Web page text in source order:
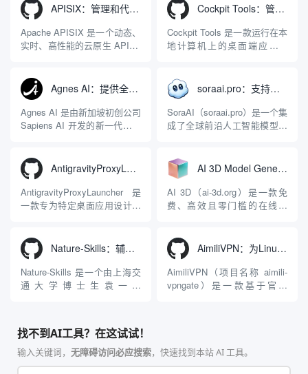
APISIX：管理和代理API及大模型流量的高性能网关
Apache APISIX 是一个动态、
实时、高性能的云原生 API 网
LuaJIT 构建，并在 2019 年作
为顶级开源项目捐赠给
Apache 软件基金会。APISIX
彻底摒...
Cockpit Tools：管理多个AI编程IDE账号与配置多开独立实例的本地桌面应用
Cockpit Tools 是一款运行在本
地计算机上的桌面端应用程
程助手的账号与运行环境而设
计。它目前支持包括
Antigravity IDE、Codex、
GitHub Copilo...
Agnes AI：提供全模态模型免费API、支持图文视频生成与复杂工程执行的智能体平台
Agnes AI 是由新加坡初创公司
Sapiens AI 开发的新一代多模
限制，提供集文本、图像、视
频生成于一体的“全模态”大模
型能力。平台的核心产品矩阵
包括主打自动化工作流的
soraai.pro：支持多模型文字转视频和图像生成的在线创作工具
SoraAI（soraai.pro）是一个集
成了全球前沿人工智能模型的
者、营销人员及广大用户提供
一站式、开箱即用的视觉内容
生成解决方案。网站的核心优
势在于其强大的多模型聚合能
AntigravityProxyLauncher：免TUN全局代理使用Antigravity IDE
AntigravityProxyLauncher 是
一款专为特定桌面应用设计的
Windows 平台。当用户使用桌
面版 Gemini 客户端或
Antigravity IDE ...
AI 3D Model Generator：通过文本和图像快速生成3D模型的在线工具
AI 3D（ai-3d.org）是一款免
费、高效且零门槛的在线AI
动Seed 3D两大行业领先的AI
模型架构，致力于帮助用户无
需掌握复杂的3D拓扑知识或昂
贵的专业软件，即可在...
Nature-Skills：辅助撰写学术论文和绘制科研图表的智能体插件
Nature-Skills 是一个由上海交
通大学博士生袁一哲
Nature、Science、Cell 等）
的论文撰写与发表流程设计。
该工具集以智能体插...
AimiliVPN：为Linux提供纯净出站家庭IP的VPN代理网关
AimiliVPN（项目名称 aimili-
vpngate）是一款基于官方
纯 Python 标准库编写，用户
无需安装...
找不到AI工具？在这试试！
输入关键词， 无障碍访问必应搜索，快速找到本站 AI 工具。